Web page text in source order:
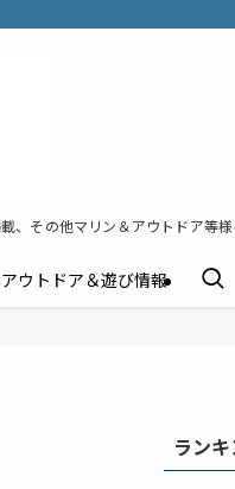
その他マリン＆アウトドア等様
ウトドア＆遊び情報
ラン